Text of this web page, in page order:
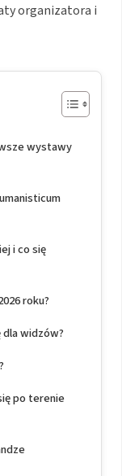
organizatora i
wystawy
i co się
roku?
widzów?
po terenie